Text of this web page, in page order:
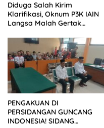
Diduga Salah Kirim
Klarifikasi, Oknum P3K IAIN
Langsa Malah Gertak
PENGAKUAN DI
PERSIDANGAN GUNCANG
INDONESIA! SIDANG